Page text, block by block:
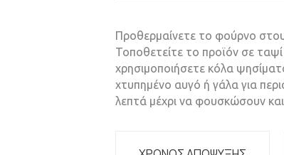
Προθερμαίνετε το φούρνο
Τοποθετείτε το προϊόν σε
χρησιμοποιήσετε κόλα
χτυπημένο αυγό ή γάλα για
λεπτά μέχρι να φουσκώσουν